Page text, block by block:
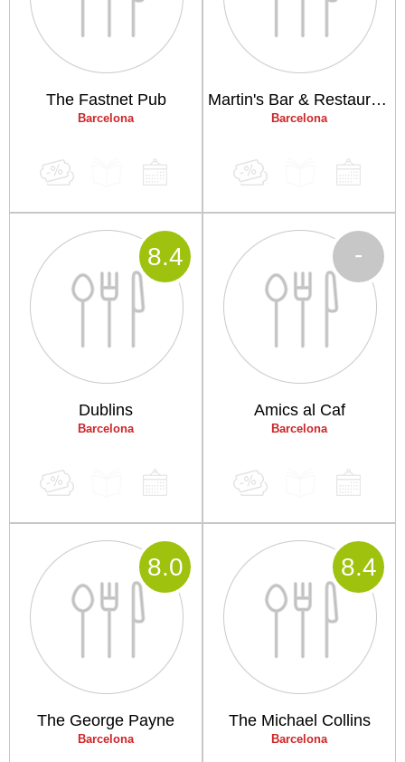
The Fastnet Pub
Barcelona
Martin's Bar & Restaurant
Barcelona
Dublins
Barcelona
8.4
Amics al Caf
Barcelona
-
The George Payne
Barcelona
8.0
The Michael Collins
Barcelona
8.4